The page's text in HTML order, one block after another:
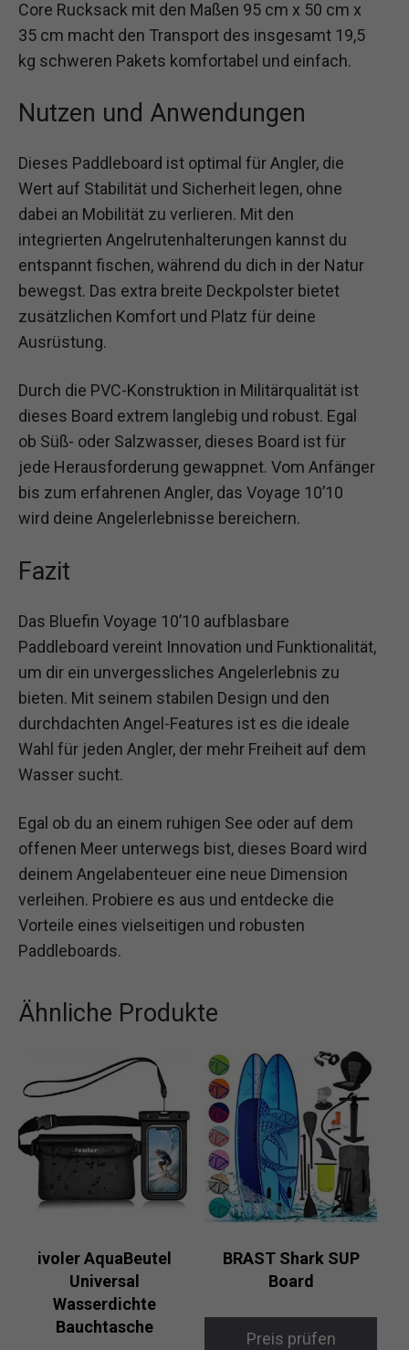
Core Rucksack mit den Maßen 95 cm x 50 cm x
35 cm macht den Transport des insgesamt 19,5
kg schweren Pakets komfortabel und einfach.
Nutzen und Anwendungen
Dieses Paddleboard ist optimal für Angler, die
Wert auf Stabilität und Sicherheit legen, ohne
dabei an Mobilität zu verlieren. Mit den
integrierten Angelrutenhalterungen kannst du
entspannt fischen, während du dich in der Natur
bewegst. Das extra breite Deckpolster bietet
zusätzlichen Komfort und Platz für deine
Ausrüstung.
Durch die PVC-Konstruktion in Militärqualität ist
dieses Board extrem langlebig und robust. Egal
ob Süß- oder Salzwasser, dieses Board ist für
jede Herausforderung gewappnet. Vom Anfänger
bis zum erfahrenen Angler, das Voyage 10’10
wird deine Angelerlebnisse bereichern.
Fazit
Das Bluefin Voyage 10’10 aufblasbare
Paddleboard vereint Innovation und Funktionalität,
um dir ein unvergessliches Angelerlebnis zu
bieten. Mit seinem stabilen Design und den
durchdachten Angel-Features ist es die ideale
Wahl für jeden Angler, der mehr Freiheit auf dem
Wasser sucht.
Egal ob du an einem ruhigen See oder auf dem
offenen Meer unterwegs bist, dieses Board wird
deinem Angelabenteuer eine neue Dimension
verleihen. Probiere es aus und entdecke die
Vorteile eines vielseitigen und robusten
Paddleboards.
Ähnliche Produkte
ivoler AquaBeutel
Universal
Wasserdichte
Bauchtasche
BRAST Shark SUP
Board
Preis prüfen